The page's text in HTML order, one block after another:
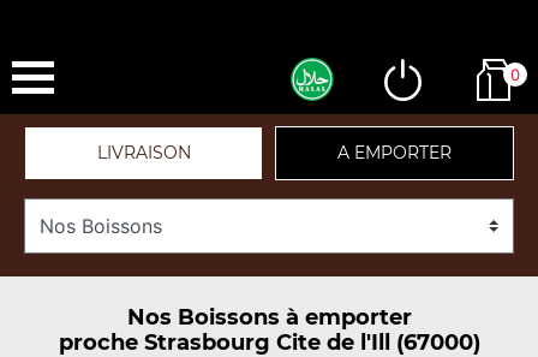
0
LIVRAISON A EMPORTER
Nos Boissons à emporter
proche Strasbourg Cite de l'Ill (67000)